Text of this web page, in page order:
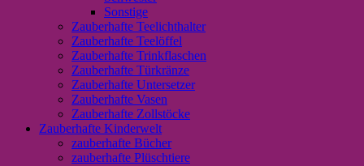
Sonstige
Zauberhafte Teelichthalter
Zauberhafte Teelöffel
Zauberhafte Trinkflaschen
Zauberhafte Türkränze
Zauberhafte Untersetzer
Zauberhafte Vasen
Zauberhafte Zollstöcke
Zauberhafte Kinderwelt
zauberhafte Bücher
zauberhafte Plüschtiere